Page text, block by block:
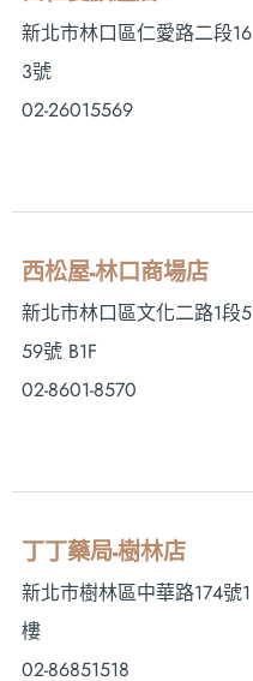
新北市林口區仁愛路二段16
3號
02-26015569
西松屋-林口商場店
新北市林口區文化二路1段5
59號 B1F
02-8601-8570
丁丁藥局-樹林店
新北市樹林區中華路174號1
樓
02-86851518